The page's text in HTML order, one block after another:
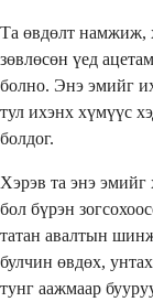
Та өвдөлт намжиж,
зөвлөсөн үед
болно. Энэ эмийг
тул ихэнх хүмүүс
болдог.
Хэрэв та энэ эмийг
бол бүрэн
татан авалтын
булчин өвдөх,
тунг аажмаар